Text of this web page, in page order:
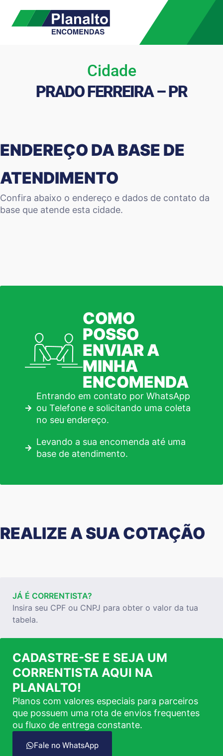
Cidade
PRADO FERREIRA – PR
ENDEREÇO DA BASE DE
ATENDIMENTO
Confira abaixo o endereço e dados de contato da
base que atende esta cidade.
COMO
POSSO
ENVIAR A
MINHA
ENCOMENDA
Entrando em contato por WhatsApp
ou Telefone e solicitando uma coleta
no seu endereço.
Levando a sua encomenda até uma
base de atendimento.
REALIZE A SUA COTAÇÃO
JÁ É CORRENTISTA?
Insira seu CPF ou CNPJ para obter o valor da tua
tabela.
CADASTRE-SE E SEJA UM
CORRENTISTA AQUI NA
PLANALTO!
Planos com valores especiais para parceiros
que possuem uma rota de envios frequentes
ou fluxo de entrega constante.
Fale no WhatsApp